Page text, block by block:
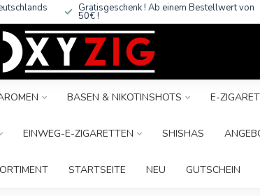
Gratisgeschenk ! Ab einem Bestellwert von
50€ !
BASEN & NIKOTINSHOTS E-
EINWEG-E-ZIGARETTEN SHISHAS
STARTSEITE NEU GUTSCHEIN